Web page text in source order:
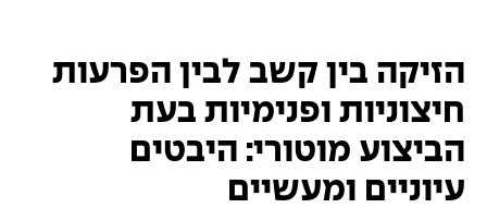
הזיקה בין קשב לבין הפרעות
חיצוניות ופנימיות בעת
הביצוע מוטורי: היבטים
עיוניים ומעשיים